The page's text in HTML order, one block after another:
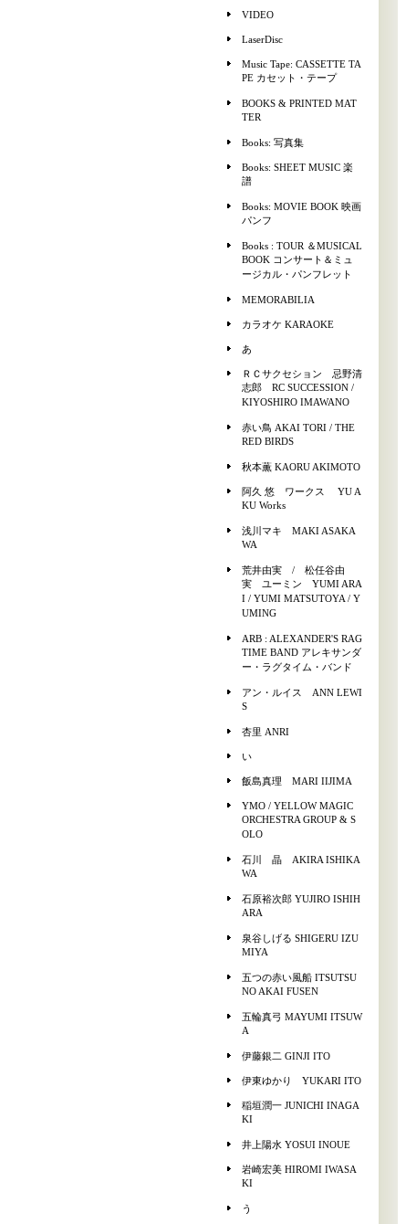
VIDEO
LaserDisc
Music Tape: CASSETTE TA
PE カセット・テープ
BOOKS & PRINTED MAT
TER
Books: 写真集
Books: SHEET MUSIC 楽
譜
Books: MOVIE BOOK 映画
パンフ
Books : TOUR ＆MUSICAL
BOOK コンサート＆ミュ
ージカル・パンフレット
MEMORABILIA
カラオケ KARAOKE
あ
ＲＣサクセション 忌野清
志郎 RC SUCCESSION /
KIYOSHIRO IMAWANO
赤い鳥 AKAI TORI / THE
RED BIRDS
秋本薫 KAORU AKIMOTO
阿久 悠 ワークス YU A
KU Works
浅川マキ MAKI ASAKA
WA
荒井由実 / 松任谷由
実 ユーミン YUMI ARA
I / YUMI MATSUTOYA / Y
UMING
ARB : ALEXANDER'S RAG
TIME BAND アレキサンダ
ー・ラグタイム・バンド
アン・ルイス ANN LEWI
S
杏里 ANRI
い
飯島真理 MARI IIJIMA
YMO / YELLOW MAGIC
ORCHESTRA GROUP & S
OLO
石川 晶 AKIRA ISHIKA
WA
石原裕次郎 YUJIRO ISHIH
ARA
泉谷しげる SHIGERU IZU
MIYA
五つの赤い風船 ITSUTSU
NO AKAI FUSEN
五輪真弓 MAYUMI ITSUW
A
伊藤銀二 GINJI ITO
伊東ゆかり YUKARI ITO
稲垣潤一 JUNICHI INAGA
KI
井上陽水 YOSUI INOUE
岩崎宏美 HIROMI IWASA
KI
う